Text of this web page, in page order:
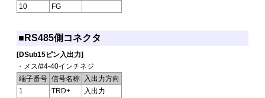
10
FG
■RS485側コネクタ
[DSub15ピン入出力]
・メス/#4-40インチネジ
端子番号 信号名称
入出力方向
1
TRD+
入出力